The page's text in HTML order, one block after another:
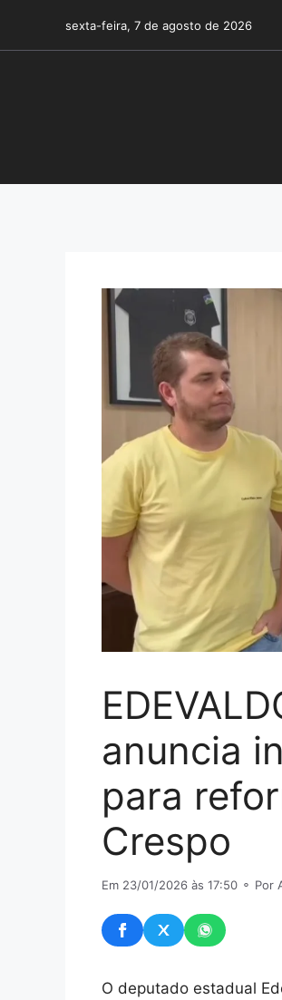
o
sexta-feira, 7 de agosto de 2026
anuncia
para
Crespo
Em 23/01/2026 às 17:50 ⚬ Por
O deputado estadual